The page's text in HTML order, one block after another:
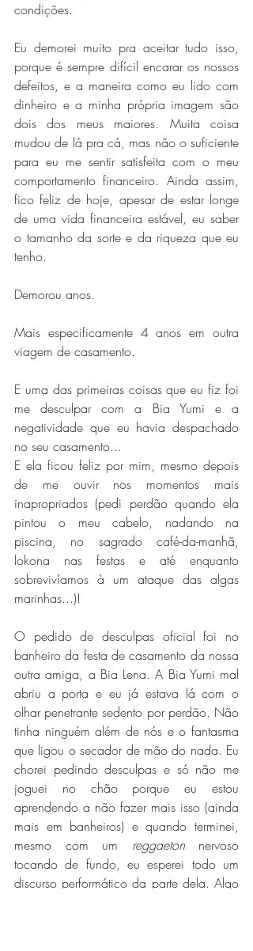
condições.
Eu demorei muito pra aceitar tudo isso,
porque é sempre difícil encarar os nossos
defeitos, e a maneira como eu lido com
dinheiro e a minha própria imagem são
dois dos meus maiores. Muita coisa
mudou de lá pra cá, mas não o suficiente
para eu me sentir satisfeita com o meu
comportamento financeiro. Ainda assim,
fico feliz de hoje, apesar de estar longe
de uma vida financeira estável, eu saber
o tamanho da sorte e da riqueza que eu
tenho.
Demorou anos.
Mais especificamente 4 anos em outra
viagem de casamento.
E uma das primeiras coisas que eu fiz foi
me desculpar com a Bia Yumi e a
negatividade que eu havia despachado
no seu casamento...
E ela ficou feliz por mim, mesmo depois
de me ouvir nos momentos mais
inapropriados (pedi perdão quando ela
pintou o meu cabelo, nadando na
piscina, no sagrado café-da-manhã,
lokona nas festas e até enquanto
sobrevivíamos à um ataque das algas
marinhas...)!
O pedido de desculpas oficial foi no
banheiro da festa de casamento da nossa
outra amiga, a Bia Lena. A Bia Yumi mal
abriu a porta e eu já estava lá com o
olhar penetrante sedento por perdão. Não
tinha ninguém além de nós e o fantasma
que ligou o secador de mão do nada. Eu
chorei pedindo desculpas e só não me
joguei no chão porque eu estou
aprendendo a não fazer mais isso (ainda
mais em banheiros) e quando terminei,
mesmo com um reggaeton nervoso
tocando de fundo, eu esperei todo um
discurso performático da parte dela. Algo